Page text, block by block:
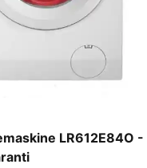
LR612E84O -